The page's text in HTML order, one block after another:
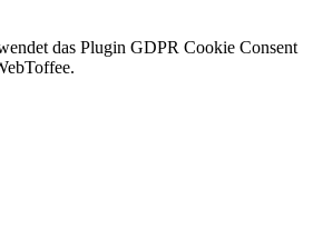
das Plugin GDPR Cookie Consent